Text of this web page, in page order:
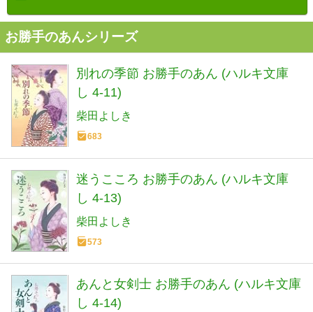
お勝手のあんシリーズ
別れの季節 お勝手のあん (ハルキ文庫
し 4-11)
柴田よしき
683
迷うこころ お勝手のあん (ハルキ文庫
し 4-13)
柴田よしき
573
あんと女剣士 お勝手のあん (ハルキ文庫
し 4-14)